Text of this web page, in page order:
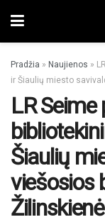
Pradžia » Naujienos »
ir Šiaulių miesto
LR
Šiaulių
viešosios
Žilinskienė